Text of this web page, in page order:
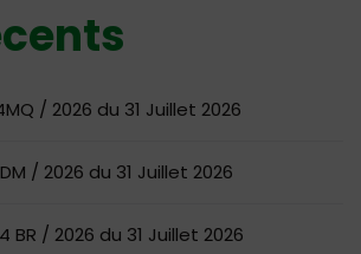
/ 2026 du 31 Juillet 2026
/ 2026 du 31 Juillet 2026
BR / 2026 du 31 Juillet 2026